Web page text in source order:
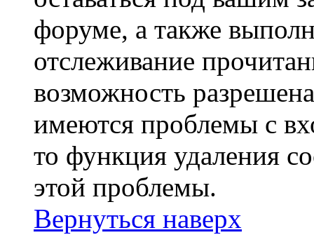
форуме, а также
отслеживание
возможность
имеются проблемы с
то функция удаления
этой проблемы.
Вернуться наверх